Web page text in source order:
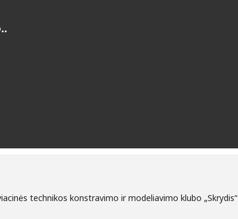
technikos konstravimo ir modeliavimo klubo „Skrydis“